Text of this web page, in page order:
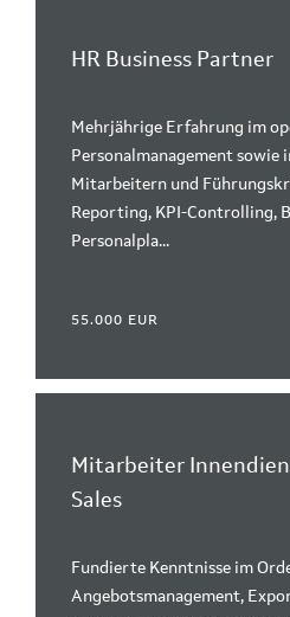
HR Business Partner
Mehrjährige Erfahrung im
Personalmanagement sowie
Mitarbeitern und
Reporting, KPI-Controlling,
Personalpla...
55.000 EUR
Mitarbeiter
Sales
Fundierte Kenntnisse im
Angebotsmanagement,